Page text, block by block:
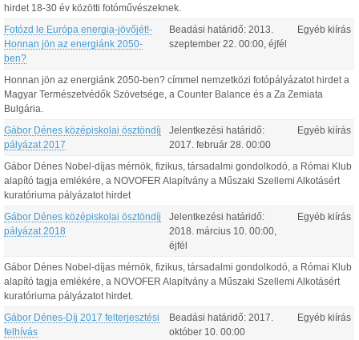
hirdet 18-30 év közötti fotóművészeknek.
Fotózd le Európa energia-jövőjét!-
Honnan jön az energiánk 2050-
ben?
Beadási határidő: 2013.
szeptember 22 00:00 , éjfél
Egyéb kiírás
Honnan jön az energiánk 2050-ben? címmel nemzetközi fotópályázatot hirdet a
Magyar Természetvédők Szövetsége, a Counter Balance és a Za Zemiata
Bulgária.
Gábor Dénes középiskolai ösztöndíj
pályázat 2017
Jelentkezési határidő:
2017. február 28 00:00
Egyéb kiírás
Gábor Dénes Nobel-díjas mérnök, fizikus, társadalmi gondolkodó, a Római Klub
alapító tagja emlékére, a NOVOFER Alapítvány a Műszaki Szellemi Alkotásért
kuratóriuma pályázatot hirdet
Gábor Dénes középiskolai ösztöndíj
pályázat 2018
Jelentkezési határidő:
2018. március 10 00:00
éjfél
Egyéb kiírás
Gábor Dénes Nobel-díjas mérnök, fizikus, társadalmi gondolkodó, a Római Klub
alapító tagja emlékére, a NOVOFER Alapítvány a Műszaki Szellemi Alkotásért
kuratóriuma pályázatot hirdet.
Gábor Dénes-Díj 2017 felterjesztési
felhívás
Beadási határidő: 2017.
október 10 00:00
Egyéb kiírás